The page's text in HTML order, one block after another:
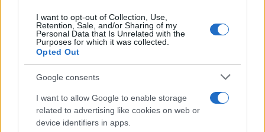
I want to opt-out of Collection, Use,
Retention, Sale, and/or Sharing of my
Personal Data that Is Unrelated with the
Purposes for which it was collected.
Opted Out
Google consents
I want to allow Google to enable storage
related to advertising like cookies on web or
device identifiers in apps.